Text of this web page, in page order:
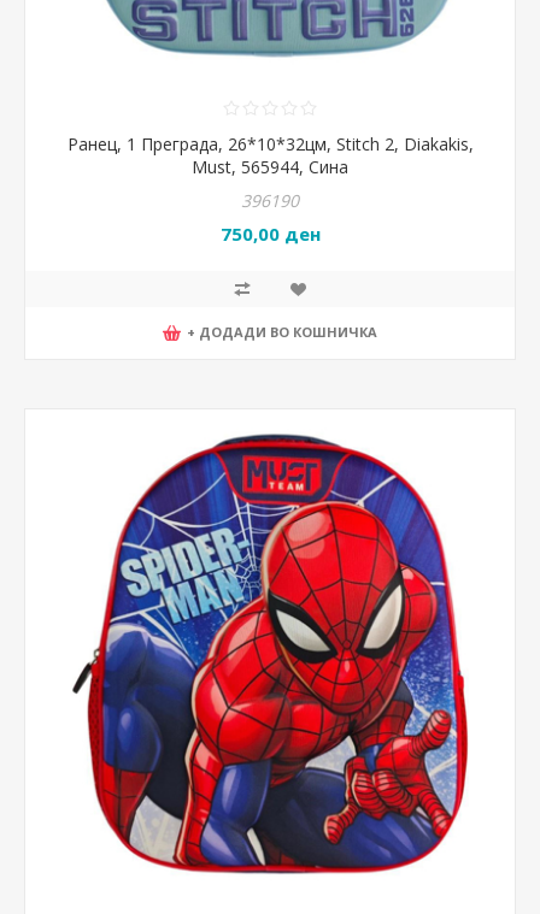
Ранец, 1 Преграда, 26*10*32цм, Stitch 2, Diakakis,
Must, 565944, Сина
396190
750,00 ден
+ ДОДАДИ ВО КОШНИЧКА